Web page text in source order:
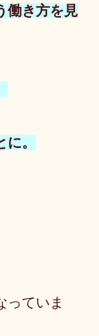
働き方を見
。
っていま